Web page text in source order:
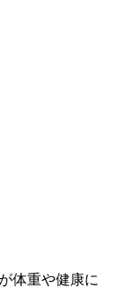
体重や健康に